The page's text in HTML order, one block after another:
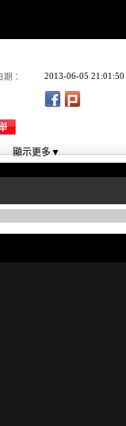
期： 2013-06-05 21:01:50